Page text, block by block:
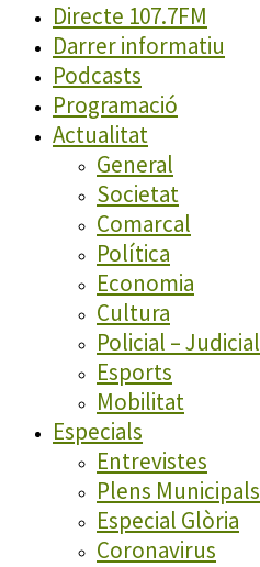
Directe 107.7FM
Darrer informatiu
Podcasts
Programació
Actualitat
General
Societat
Comarcal
Política
Economia
Cultura
Policial – Judicial
Esports
Mobilitat
Especials
Entrevistes
Plens Municipals
Especial Glòria
Coronavirus